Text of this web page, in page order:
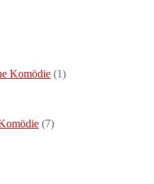
Komödie (1)
(7)